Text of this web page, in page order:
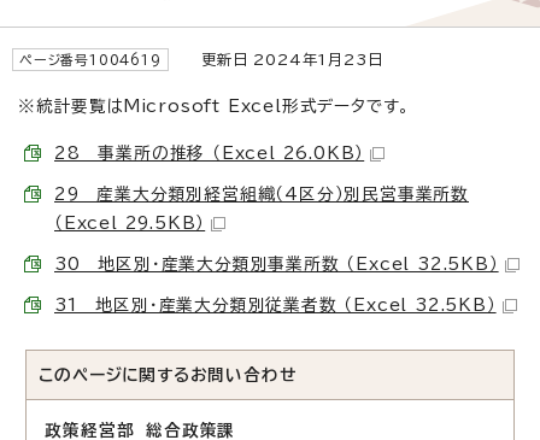
ページ番号1004619 更新日 2024年1月23日
※統計要覧はMicrosoft Excel形式データです。
28 事業所の推移 （Excel 26.0KB）
29 産業大分類別経営組織（4区分）別民営事業所数
（Excel 29.5KB）
30 地区別・産業大分類別事業所数 （Excel 32.5KB）
31 地区別・産業大分類別従業者数 （Excel 32.5KB）
このページに関する お問い合わせ
政策経営部 総合政策課